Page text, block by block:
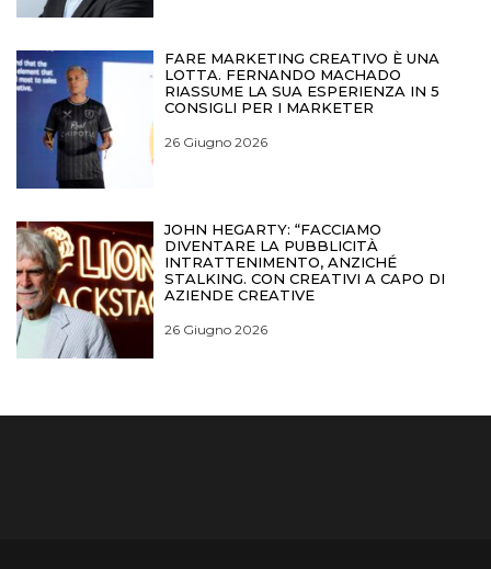
FARE MARKETING CREATIVO È UNA
LOTTA. FERNANDO MACHADO
RIASSUME LA SUA ESPERIENZA IN 5
CONSIGLI PER I MARKETER
26 Giugno 2026
JOHN HEGARTY: “FACCIAMO
DIVENTARE LA PUBBLICITÀ
INTRATTENIMENTO, ANZICHÉ
STALKING. CON CREATIVI A CAPO DI
AZIENDE CREATIVE
26 Giugno 2026